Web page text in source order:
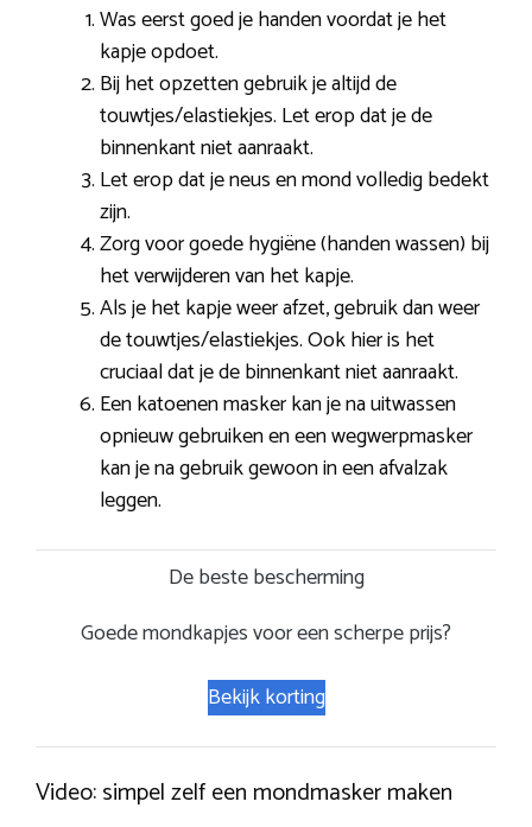
Was eerst goed je handen voordat je het
kapje opdoet.
Bij het opzetten gebruik je altijd de
touwtjes/elastiekjes. Let erop dat je de
binnenkant niet aanraakt.
Let erop dat je neus en mond volledig bedekt
zijn.
Zorg voor goede hygiëne (handen wassen) bij
het verwijderen van het kapje.
Als je het kapje weer afzet, gebruik dan weer
de touwtjes/elastiekjes. Ook hier is het
cruciaal dat je de binnenkant niet aanraakt.
Een katoenen masker kan je na uitwassen
opnieuw gebruiken en een wegwerpmasker
kan je na gebruik gewoon in een afvalzak
leggen.
De beste bescherming
Goede mondkapjes voor een scherpe prijs?
Bekijk korting
Video: simpel zelf een mondmasker maken